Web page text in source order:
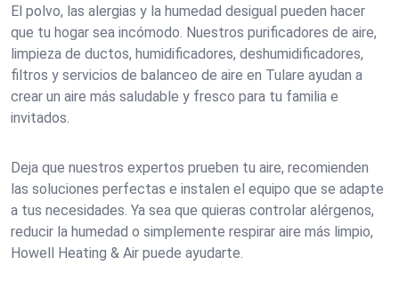
El polvo, las alergias y la humedad desigual pueden hacer
que tu hogar sea incómodo. Nuestros purificadores de aire,
limpieza de ductos, humidificadores, deshumidificadores,
filtros y servicios de balanceo de aire en Tulare ayudan a
crear un aire más saludable y fresco para tu familia e
invitados.
Deja que nuestros expertos prueben tu aire, recomienden
las soluciones perfectas e instalen el equipo que se adapte
a tus necesidades. Ya sea que quieras controlar alérgenos,
reducir la humedad o simplemente respirar aire más limpio,
Howell Heating & Air puede ayudarte.